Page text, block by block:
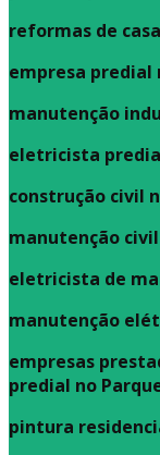
reformas de
empresa predial
manutenção
eletricista
construção civil
manutenção
eletricista de
manutenção
empresas
predial no
pintura